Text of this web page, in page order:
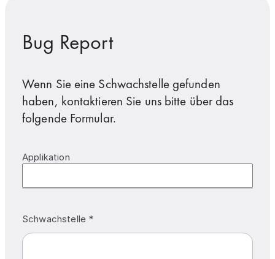
Bug Report
Wenn Sie eine Schwachstelle gefunden
haben, kontaktieren Sie uns bitte über das
folgende Formular.
Applikation
Schwachstelle *